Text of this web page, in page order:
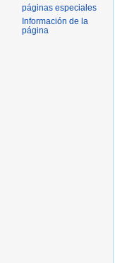
páginas especiales
Información de la
página